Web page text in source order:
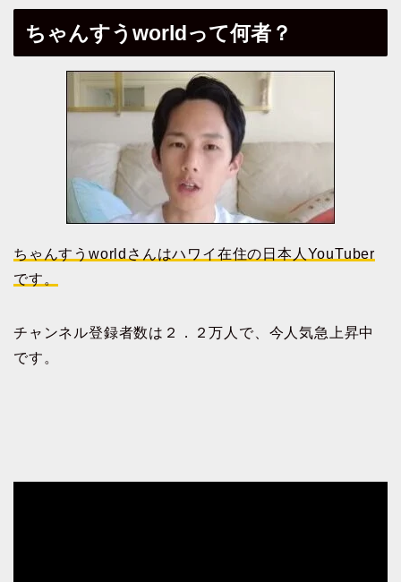
ちゃんすうworldって何者？
ちゃんすうworldさんはハワイ在住の日本人YouTuber
です。
チャンネル登録者数は２．２万人で、今人気急上昇中
です。